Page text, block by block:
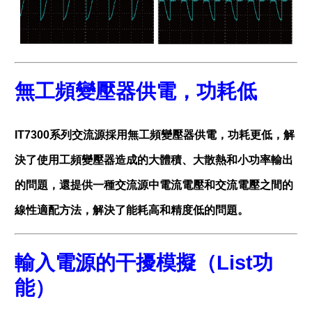
無工頻變壓器供電，功耗低
IT7300系列交流源採用無工頻變壓器供電，功耗更低，解
決了使用工頻變壓器造成的大體積、大散熱和小功率輸出
的問題，還提供一種交流源中電流電壓和交流電壓之間的
線性適配方法，解決了能耗高和精度低的問題。
輸入電源的干擾模擬（List功
能）